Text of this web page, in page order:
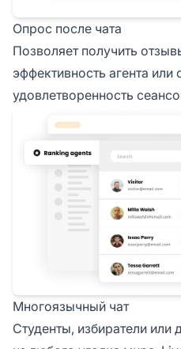
Опрос после чата
Позволяет получить
эффективность агента
удовлетворенность
Многоязычный чат
Студенты, избиратели или